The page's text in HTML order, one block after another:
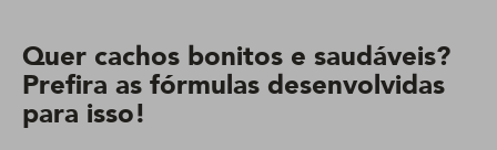
Quer cachos bonitos e saudáveis?
Prefira as fórmulas desenvolvidas
para isso!